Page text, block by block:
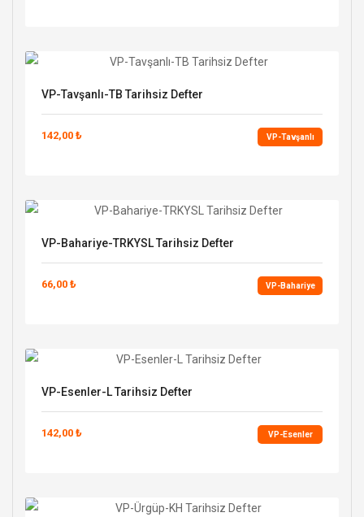
VP-Tavşanlı-TB Tarihsiz Defter
142,00 ₺ VP-Tavşanlı
VP-Bahariye-TRKYSL Tarihsiz Defter
66,00 ₺ VP-Bahariye
VP-Esenler-L Tarihsiz Defter
142,00 ₺ VP-Esenler